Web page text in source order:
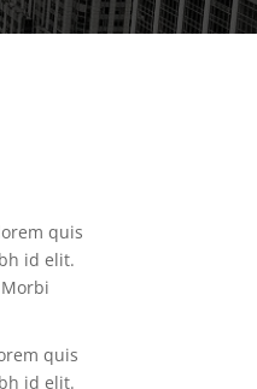
quis
id elit.
quis
id elit.